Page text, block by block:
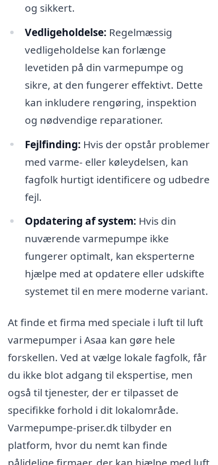
og sikkert.
Vedligeholdelse: Regelmæssig
vedligeholdelse kan forlænge
levetiden på din varmepumpe og
sikre, at den fungerer effektivt. Dette
kan inkludere rengøring, inspektion
og nødvendige reparationer.
Fejlfinding: Hvis der opstår problemer
med varme- eller køleydelsen, kan
fagfolk hurtigt identificere og udbedre
fejl.
Opdatering af system: Hvis din
nuværende varmepumpe ikke
fungerer optimalt, kan eksperterne
hjælpe med at opdatere eller udskifte
systemet til en mere moderne variant.
At finde et firma med speciale i luft til luft
varmepumper i Asaa kan gøre hele
forskellen. Ved at vælge lokale fagfolk, får
du ikke blot adgang til ekspertise, men
også til tjenester, der er tilpasset de
specifikke forhold i dit lokalområde.
Varmepumpe-priser.dk tilbyder en
platform, hvor du nemt kan finde